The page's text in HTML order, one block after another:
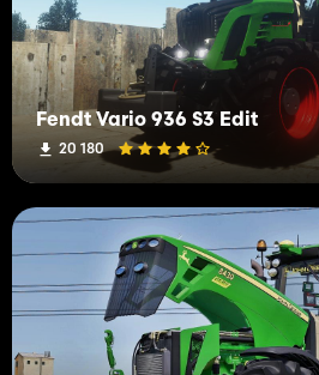
Fendt Vario 936 S3 Edit
20 180